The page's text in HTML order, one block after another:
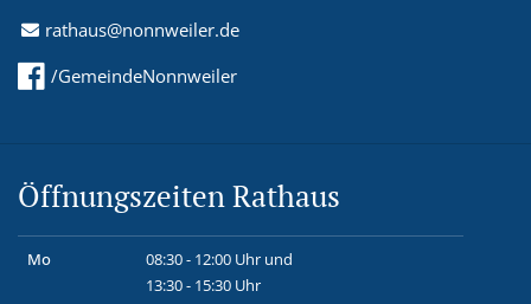
rathaus@nonnweiler.de
/GemeindeNonnweiler
Öffnungszeiten Rathaus
Mo
08:30 - 12:00 Uhr und
13:30 - 15:30 Uhr